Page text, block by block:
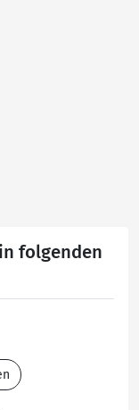
folgenden